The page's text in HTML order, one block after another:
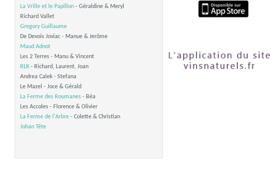
La Vrille et le Papillon- Géraldine & Meryl
Richard Vallet
Gregory Guillaume
De Devois Joviac - Manue & Jerôme
Maud Adnot
Les 2 Terres - Manu & Vincent
RLK- Richard, Laurent, Joan
Andrea Calek - Stefana
Le Mazel - Joce & Gérald
La Ferme des Roumanes- Béa
Les Accoles - Florence & Olivier
La Ferme de l'Arbre- Colette & Christian
Johan Tête